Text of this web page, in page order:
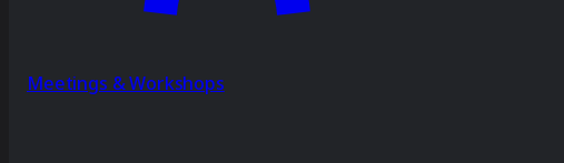
Meetings & Workshops